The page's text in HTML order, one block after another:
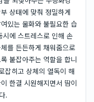
상태에 맞춰 정밀하게
있는 울화와 불필요한 습
시에 스트레스로 인해 손
를 든든하게 채워줌으로
붙잡아주는 역할을 합니
잡히고 상체의 열독이 해
한결 시원해지면서 땀이
.